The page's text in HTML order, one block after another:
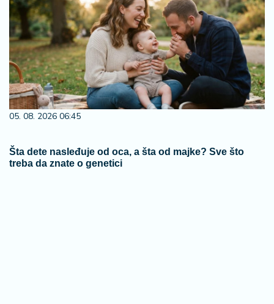
05. 08. 2026 06:45
Šta dete nasleđuje od oca, a šta od majke? Sve što
treba da znate o genetici